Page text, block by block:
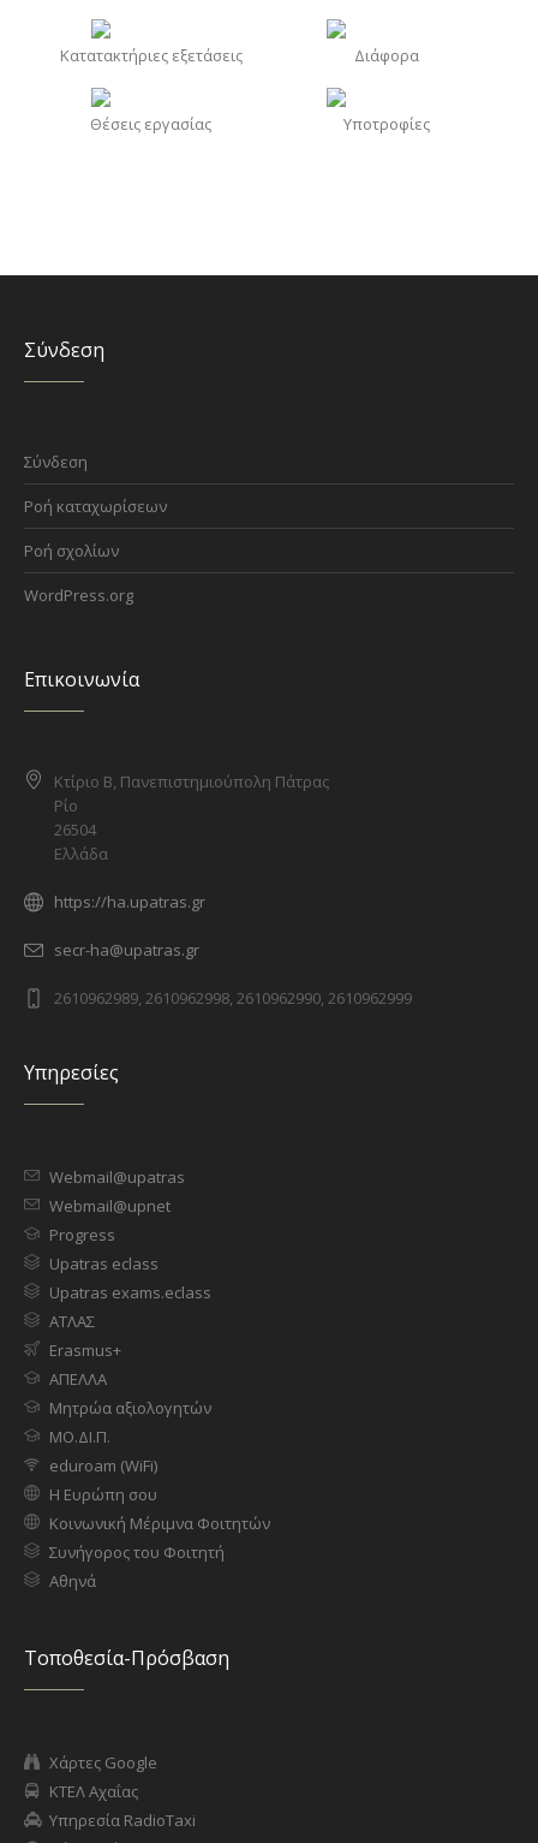
Κατατακτήριες εξετάσεις Διάφορα
Θέσεις εργασίας Υποτροφίες
Σύνδεση
Σύνδεση
Ροή καταχωρίσεων
Ροή σχολίων
WordPress.org
Επικοινωνία
Κτίριο Β, Πανεπιστημιούπολη Πάτρας
Ρίο
26504
Ελλάδα
https://ha.upatras.gr
secr-ha@upatras.gr
2610962989, 2610962998, 2610962990, 2610962999
Υπηρεσίες
Webmail@upatras
Webmail@upnet
Progress
Upatras eclass
Upatras exams.eclass
ΑΤΛΑΣ
Erasmus+
ΑΠΕΛΛΑ
Μητρώα αξιολογητών
ΜΟ.ΔΙ.Π.
eduroam (WiFi)
Η Ευρώπη σου
Κοινωνική Μέριμνα Φοιτητών
Συνήγορος του Φοιτητή
Αθηνά
Τοποθεσία-Πρόσβαση
Χάρτες Google
ΚΤΕΛ Αχαΐας
Υπηρεσία RadioTaxi